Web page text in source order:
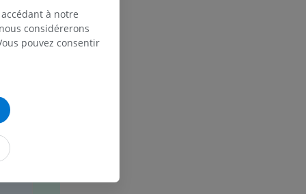
pied et du bord latéral de la plante du pied.
et os)
membres
à notre
considérerons
pouvez consentir